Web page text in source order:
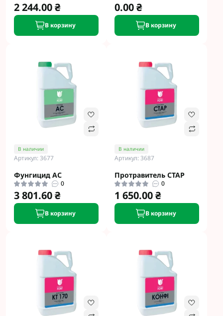
2 244.00 ₴
В корзину
0.00 ₴
В корзину
В наличии
Артикул: 3677
Фунгицид АС
0
3 801.60 ₴
В корзину
В наличии
Артикул: 3687
Протравитель СТАР
0
1 650.00 ₴
В корзину